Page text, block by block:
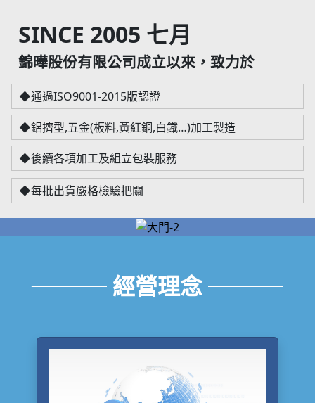
SINCE 2005 七月
錦曄股份有限公司成立以來，致力於
◆通過ISO9001-2015版認證
◆鋁擠型,五金(板料,黃紅銅,白鐡…)加工製造
◆後續各項加工及組立包裝服務
◆每批出貨嚴格檢驗把關
經營理念